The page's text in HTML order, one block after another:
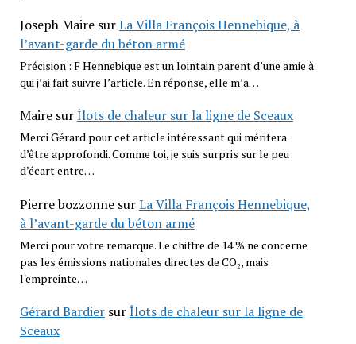
Joseph MairesurLa Villa François Hennebique, à
l’avant-garde du béton armé
Précision : F Hennebique est un lointain parent d’une amie à
qui j’ai fait suivre l’article. En réponse, elle m’a…
MairesurÎlots de chaleur sur la ligne de Sceaux
Merci Gérard pour cet article intéressant qui méritera
d’être approfondi. Comme toi, je suis surpris sur le peu
d’écart entre…
Pierre bozzonnesurLa Villa François Hennebique,
à l’avant-garde du béton armé
Merci pour votre remarque. Le chiffre de 14 % ne concerne
pas les émissions nationales directes de CO₂, mais
l'empreinte…
Gérard BardiersurÎlots de chaleur sur la ligne de
Sceaux